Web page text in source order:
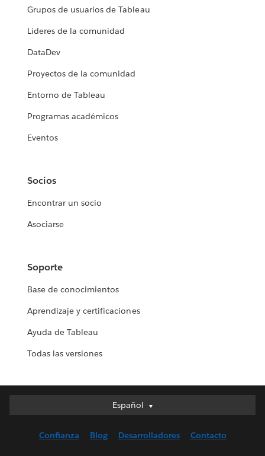
Grupos de usuarios de Tableau
Líderes de la comunidad
DataDev
Proyectos de la comunidad
Entorno de Tableau
Programas académicos
Eventos
Socios
Encontrar un socio
Asociarse
Soporte
Base de conocimientos
Aprendizaje y certificaciones
Ayuda de Tableau
Todas las versiones
Español
Español
English (UK)
Confianza Blog Desarrolladores Contacto